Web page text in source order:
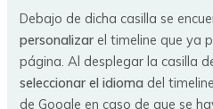
Debajo de dicha casilla se
personalizar el timeline que ya
página. Al desplegar la casilla
seleccionar el idioma del
de Google en caso de que se